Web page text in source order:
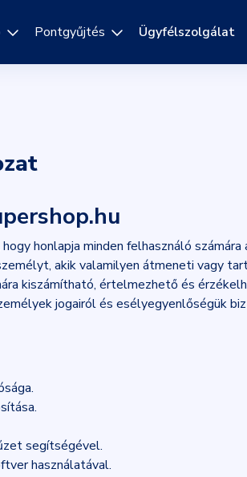
Pontgyűjtés Ügyfélszolgálat
honlapja minden felhasználó
akik valamilyen átmeneti vagy
kiszámítható, értelmezhető és
jogairól és esélyegyenlőségük
segítségével.
használatával.